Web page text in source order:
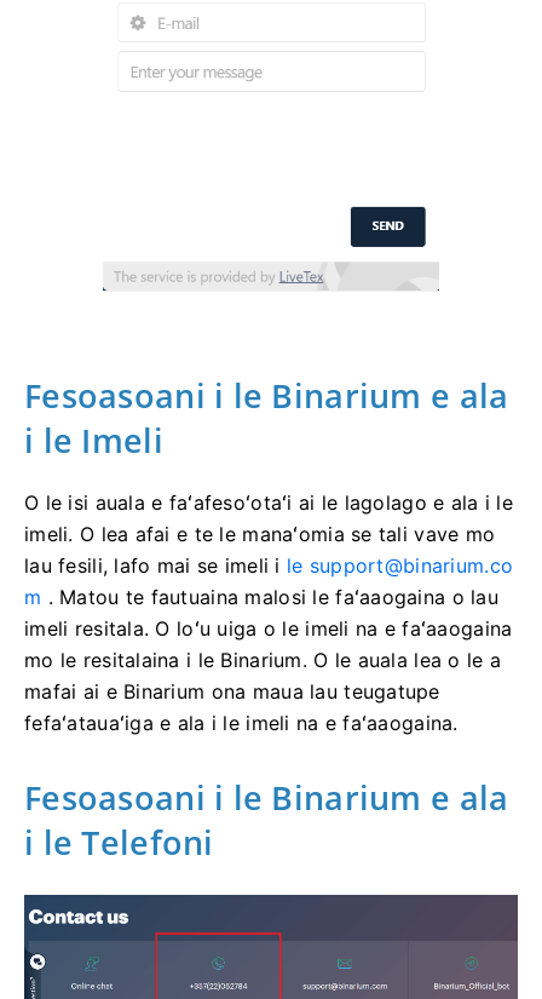
Fesoasoani i le Binarium e ala
i le Imeli
O le isi auala e faʻafesoʻotaʻi ai le lagolago e ala i le
imeli. O lea afai e te le manaʻomia se tali vave mo
lau fesili, lafo mai se imeli i le support@binarium.co
m . Matou te fautuaina malosi le faʻaaogaina o lau
imeli resitala. O loʻu uiga o le imeli na e faʻaaogaina
mo le resitalaina i le Binarium. O le auala lea o le a
mafai ai e Binarium ona maua lau teugatupe
fefaʻatauaʻiga e ala i le imeli na e faʻaaogaina.
Fesoasoani i le Binarium e ala
i le Telefoni